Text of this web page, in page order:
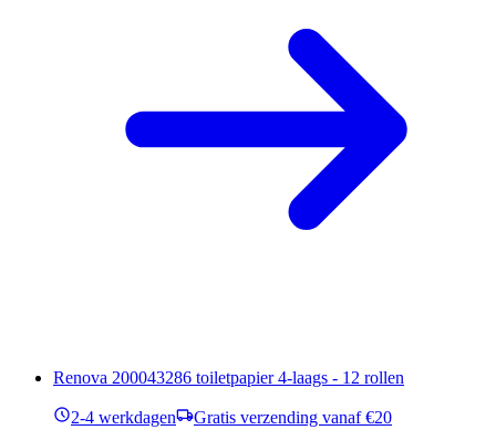
Renova 200043286 toiletpapier 4-laags - 12 rollen
2-4 werkdagen Gratis verzending vanaf €20